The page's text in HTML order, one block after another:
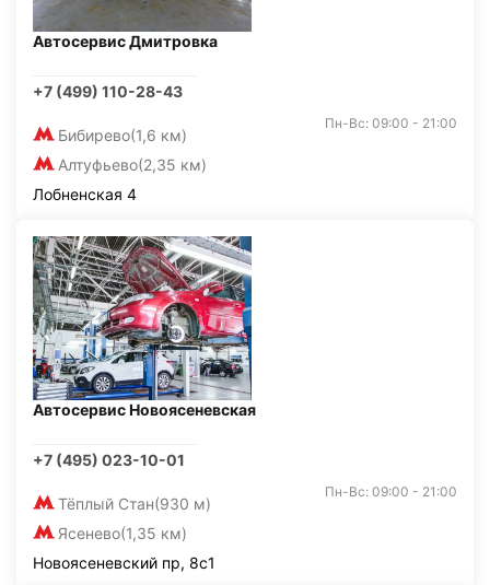
Автосервис Дмитровка
+7 (499) 110-28-43
Бибирево(1,6 км)
Алтуфьево(2,35 км)
Пн-Вс: 09:00 - 21:00
Лобненская 4
Автосервис Новоясеневская
+7 (495) 023-10-01
Тёплый Стан(930 м)
Ясенево(1,35 км)
Пн-Вс: 09:00 - 21:00
Новоясеневский пр, 8с1